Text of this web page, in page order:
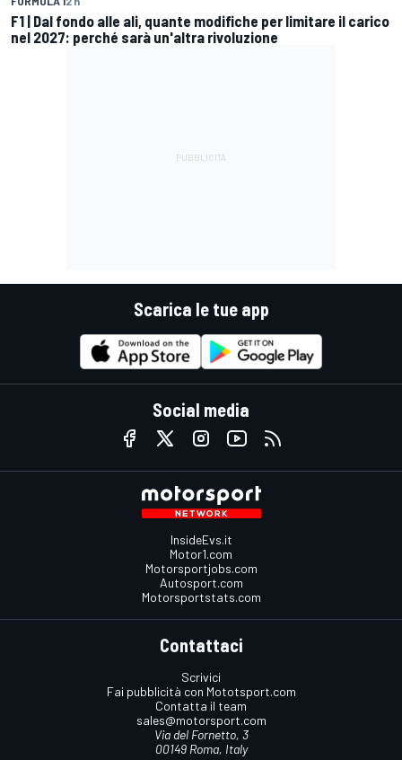
F1 | Dal fondo alle ali, quante modifiche per limitare il carico
nel 2027: perché sarà un'altra rivoluzione
Scarica le tue app
Social media
InsideEvs.it
Motor1.com
Motorsportjobs.com
Autosport.com
Motorsportstats.com
Contattaci
Scrivici
Fai pubblicità con Mototsport.com
Contatta il team
sales@motorsport.com
Via del Fornetto, 3
00149 Roma, Italy